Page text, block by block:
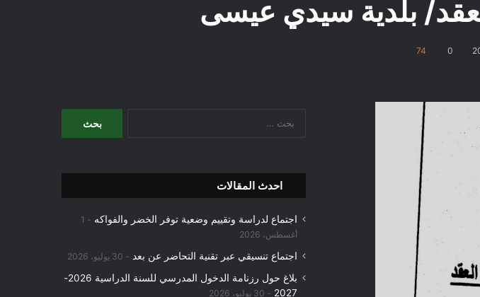
بلدية سيدي عيسى
0
74
احدث المقالات
اجتماع لدراسة وتقييم وضعية توفر الخضر والفواكه
1
أغسطس، 2026
اجتماع تنسيقي عبر تقنية التحاضر عن بعد 30 يوليو، 2026
بلاغ حول رزنامة الدخول المدرسي للسنة الدراسية 2026-
2027
30 يوليو، 2026